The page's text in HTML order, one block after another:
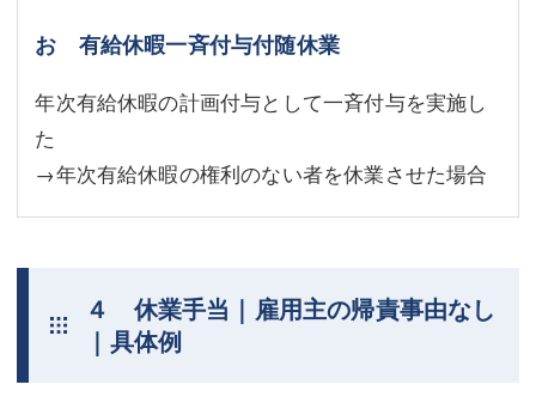
お 有給休暇一斉付与付随休業
年次有給休暇の計画付与として一斉付与を実施し
た
→年次有給休暇の権利のない者を休業させた場合
４ 休業手当｜雇用主の帰責事由なし
｜具体例